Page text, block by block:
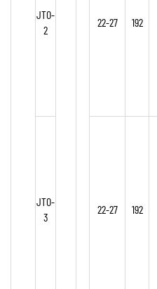
JTO-
2
22-27 192
JTO-
3
22-27 192